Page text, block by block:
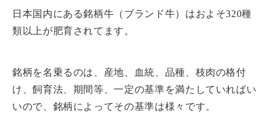
日本国内にある銘柄牛（ブランド牛）はおよそ320種
類以上が肥育されてます。
銘柄を名乗るのは、産地、血統、品種、枝肉の格付
け、飼育法、期間等、一定の基準を満たしていればい
いので、銘柄によってその基準は様々です。